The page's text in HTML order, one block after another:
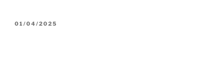
PUBLICADO
01/04/2025